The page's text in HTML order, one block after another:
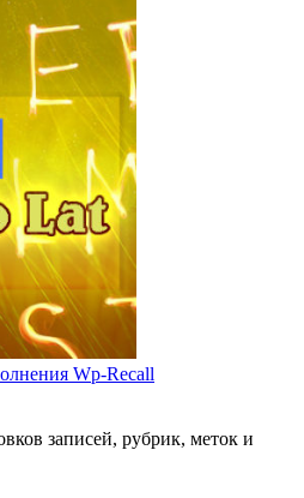
Wp-Recall
записей, рубрик, меток и